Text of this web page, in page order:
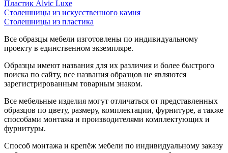
Пластик Alvic Luxe
Столешницы из искусственного камня
Столешницы из пластика
Все образцы мебели изготовлены по индивидуальному
проекту в единственном экземпляре.
Образцы имеют названия для их различия и более быстрого
поиска по сайту, все названия образцов не являются
зарегистрированным товарным знаком.
Все мебельные изделия могут отличаться от представленных
образцов по цвету, размеру, комплектации, фурнитуре, а также
способами монтажа и производителями комплектующих и
фурнитуры.
Способ монтажа и крепёж мебели по индивидуальному заказу